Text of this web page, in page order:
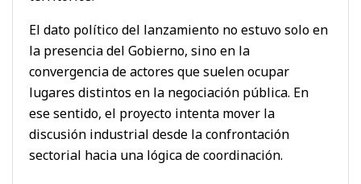
El dato político del lanzamiento no estuvo solo en
la presencia del Gobierno, sino en la
convergencia de actores que suelen ocupar
lugares distintos en la negociación pública. En
ese sentido, el proyecto intenta mover la
discusión industrial desde la confrontación
sectorial hacia una lógica de coordinación.